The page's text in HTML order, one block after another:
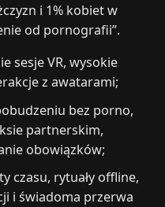
i 1% kobiet w
od pornografii”.
sesje VR, wysokie
z awatarami;
bez porno,
partnerskim,
obowiązków;
czasu, rytuały offline,
i świadoma przerwa